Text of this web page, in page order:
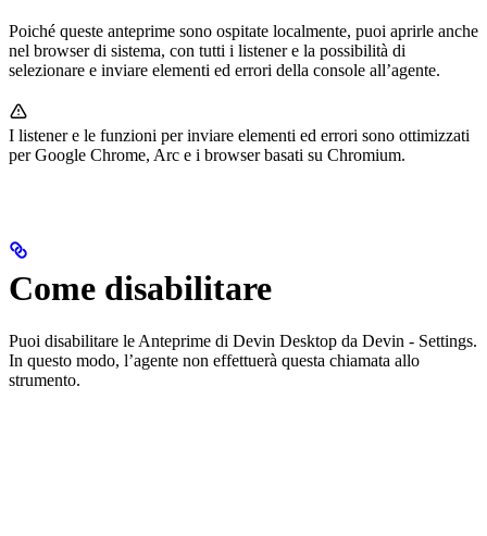
Poiché queste anteprime sono ospitate localmente, puoi aprirle anche
nel browser di sistema, con tutti i listener e la possibilità di
selezionare e inviare elementi ed errori della console all’agente.
I listener e le funzioni per inviare elementi ed errori sono ottimizzati
per Google Chrome, Arc e i browser basati su Chromium.
Come disabilitare
Puoi disabilitare le Anteprime di Devin Desktop da Devin - Settings.
In questo modo, l’agente non effettuerà questa chiamata allo
strumento.